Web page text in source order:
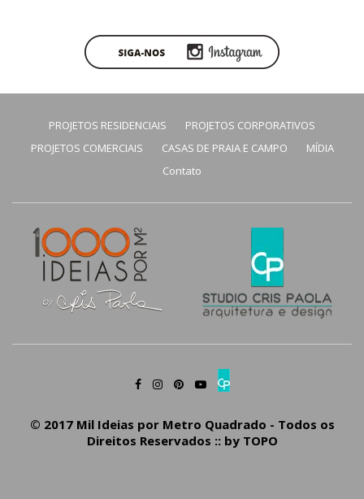
PROJETOS RESIDENCIAIS
PROJETOS CORPORATIVOS
PROJETOS COMERCIAIS
CASAS DE PRAIA E CAMPO
MÍDIA
Contato
© 2017 Mil Ideias por Metro Quadrado - Todos os
Direitos Reservados :: by TOPO